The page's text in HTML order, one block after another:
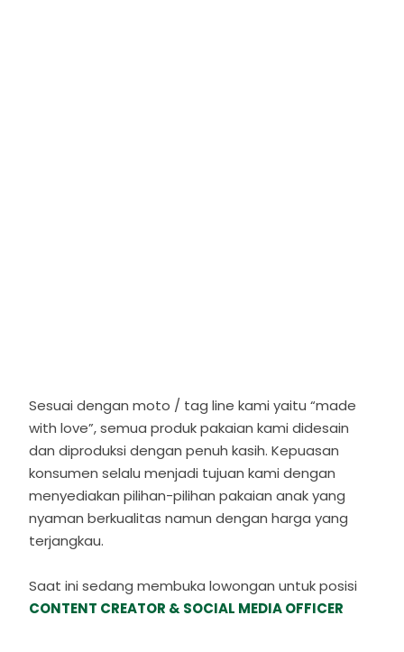
Sesuai dengan moto / tag line kami yaitu “made
with love”, semua produk pakaian kami didesain
dan diproduksi dengan penuh kasih. Kepuasan
konsumen selalu menjadi tujuan kami dengan
menyediakan pilihan-pilihan pakaian anak yang
nyaman berkualitas namun dengan harga yang
terjangkau.
Saat ini sedang membuka lowongan untuk posisi
CONTENT CREATOR & SOCIAL MEDIA OFFICER